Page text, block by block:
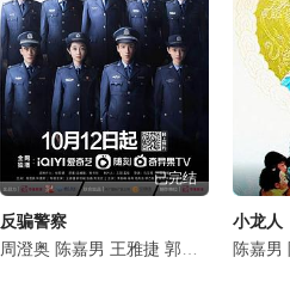
秦沛 鲍起静 孔琳 陈嘉男 冯韵之
陈嘉男 尚铁龙 王一铭 刘惠 杨子骅
已完结
反骗警察
周澄奥 陈嘉男 王雅捷 郭凯敏 张磊 刘
小龙人
陈嘉男